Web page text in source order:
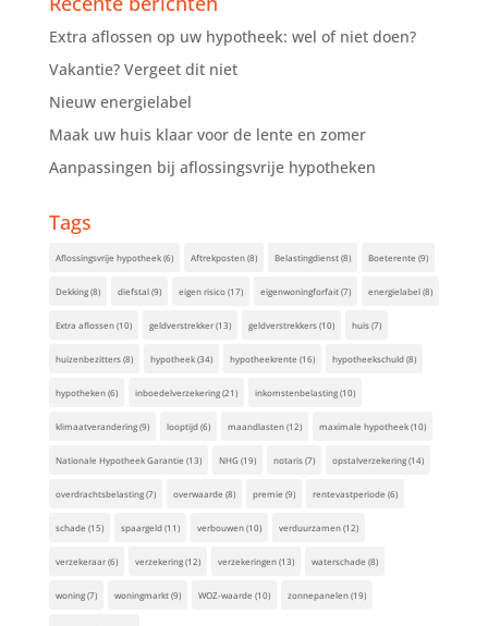
Extra aflossen op uw hypotheek: wel of niet doen?
Vakantie? Vergeet dit niet
Nieuw energielabel
Maak uw huis klaar voor de lente en zomer
Aanpassingen bij aflossingsvrije hypotheken
Tags
Aflossingsvrije hypotheek(6) Aftrekposten(8) Belastingdienst(8) Boeterente (9)
Dekking(8) diefstal(9) eigen risico(17) eigenwoningforfait(7) energielabel(8)
Extra aflossen(10) geldverstrekker(13) geldverstrekkers(10) huis(7)
huizenbezitters(8) hypotheek(34) hypotheekrente (16) hypotheekschuld(8)
hypotheken(6) inboedelverzekering(21) inkomstenbelasting(10)
klimaatverandering(9) looptijd(6) maandlasten(12) maximale hypotheek(10)
Nationale Hypotheek Garantie (13) NHG(19) notaris(7) opstalverzekering(14)
overdrachtsbelasting(7) overwaarde (8) premie (9) rentevastperiode (6)
schade (15) spaargeld(11) verbouwen(10) verduurzamen(12)
verzekeraar(6) verzekering(12) verzekeringen(13) waterschade (8)
woning(7) woningmarkt(9) WOZ-waarde (10) zonnepanelen(19)